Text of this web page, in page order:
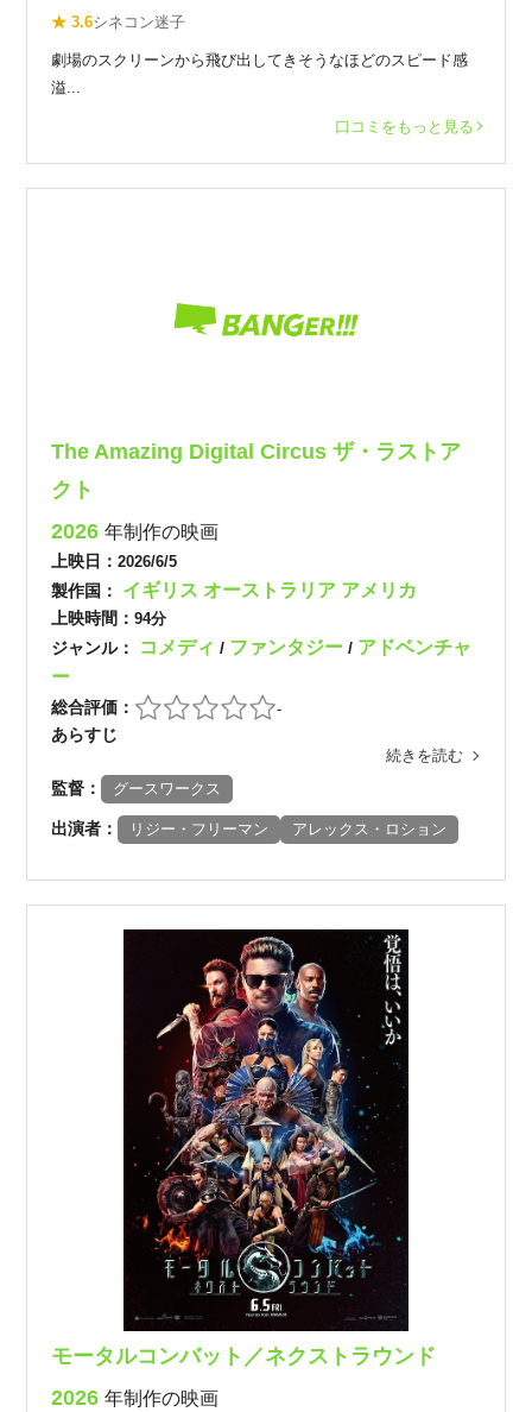
★ 3.6シネコン迷子
劇場のスクリーンから飛び出してきそうなほどのスピード感
溢...
口コミをもっと見る
The Amazing Digital Circus ザ・ラストア
クト
2026年制作の映画
上映日：2026/6/5
製作国： イギリス オーストラリア アメリカ
上映時間：94分
ジャンル： コメディ/ ファンタジー/ アドベンチャ
ー
総合評価： -
あらすじ
続きを読む
監督： グースワークス
出演者： リジー・フリーマン アレックス・ロション
モータルコンバット／ネクストラウンド
2026年制作の映画